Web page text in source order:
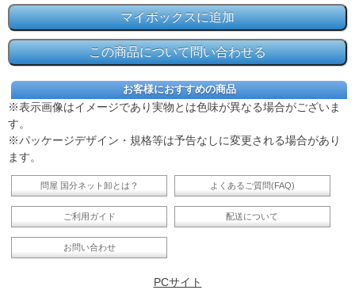
お客様におすすめの商品
※表示画像はイメージであり実物とは色味が異なる場合がございま
す。
※パッケージデザイン・規格等は予告なしに変更される場合があり
ます。
問屋 国分ネット卸とは？ よくあるご質問(FAQ)
ご利用ガイド 配送について
お問い合わせ
PCサイト